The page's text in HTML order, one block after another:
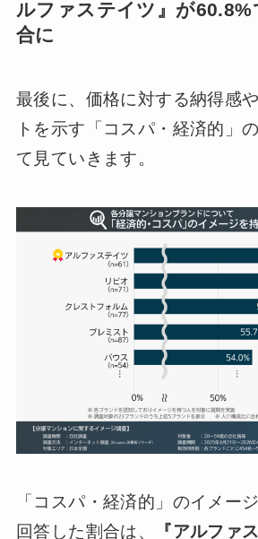
ルファステイツ』が60.8%
合に
最後に、価格に対する納得感
トを示す「コスパ・経済的」
て見ていきます。
「コスパ・経済的」のイメー
回答した割合は、
『アルファ